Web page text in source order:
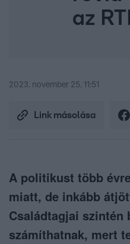
az
2023. november 25. 11:51
Link másolása
A politikust több
miatt, de inkább
Családtagjai szintén
számíthatnak, mert